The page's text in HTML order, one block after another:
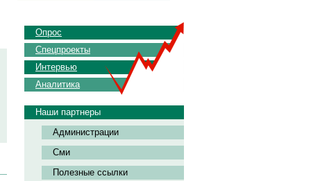
Опрос
Спецпроекты
Интервью
Аналитика
Наши партнеры
Администрации
Сми
Полезные ссылки